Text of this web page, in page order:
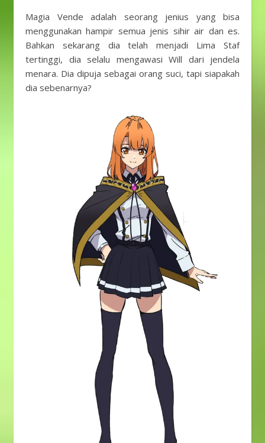
Magia Vende adalah seorang jenius yang bisa
menggunakan hampir semua jenis sihir air dan es.
Bahkan sekarang dia telah menjadi Lima Staf
tertinggi, dia selalu mengawasi Will dari jendela
menara. Dia dipuja sebagai orang suci, tapi siapakah
dia sebenarnya?